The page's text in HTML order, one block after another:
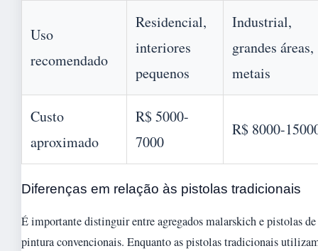
Uso
recomendado
Residencial,
interiores
pequenos
Industrial,
grandes áreas,
metais
Custo
aproximado
R$ 5000-
7000
R$ 8000-
Diferenças em relação às pistolas tradicionais
É importante distinguir entre agregados malarskich e pistolas de
pintura convencionais. Enquanto as pistolas tradicionais